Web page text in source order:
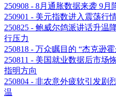
250908 - 8月通胀数据来袭 9月
250901 - 美元指数进入震荡行
250825 - 鲍威尔鸽派讲话升温
行压力
250818 - 万众瞩目的 “杰克逊
250811 - 美国就业数据后市场
指明方向
250804 - 非农意外疲软引发剧
温